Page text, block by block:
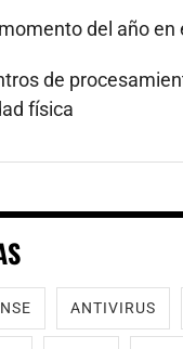
del año en
de
física
ANTIVIRUS